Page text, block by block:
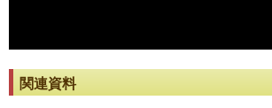
関連資料